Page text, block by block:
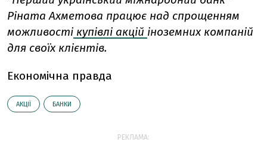
Ріната Ахметова працює над спрощенням
можливості купівлі акцій іноземних компаній
для своїх клієнтів.
Економічна правда
АКЦІЇ БАНКИ
РЕКЛАМА: